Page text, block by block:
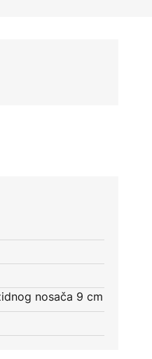
nosača 9 cm